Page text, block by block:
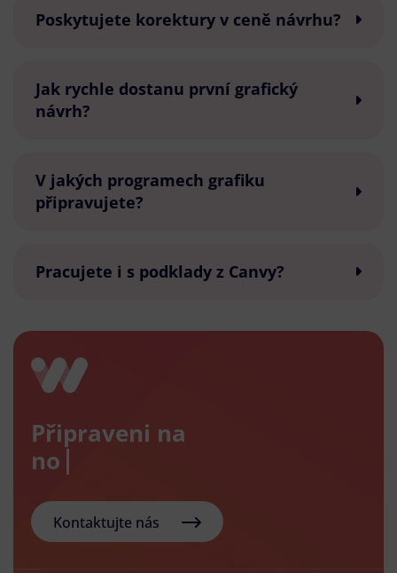
Poskytujete korektury v ceně návrhu?
Jak rychle dostanu první grafický
návrh?
V jakých programech grafiku
připravujete?
Pracujete i s podklady z Canvy?
Připraveni na
nový e
Kontaktujte nás